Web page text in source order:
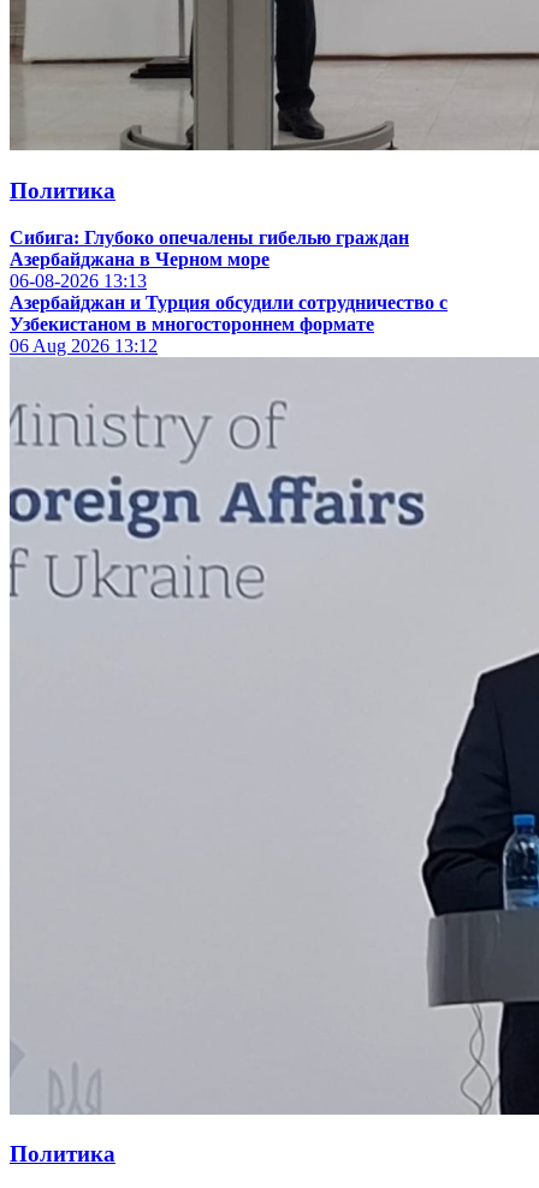
Политика
Сибига: Глубоко опечалены гибелью граждан
Азербайджана в Черном море
06-08-2026 13:13
Азербайджан и Турция обсудили сотрудничество с
Узбекистаном в многостороннем формате
06 Aug 2026 13:12
Политика